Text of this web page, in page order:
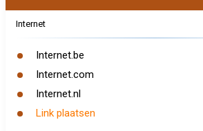
Internet
Internet.be
Internet.com
Internet.nl
Link plaatsen